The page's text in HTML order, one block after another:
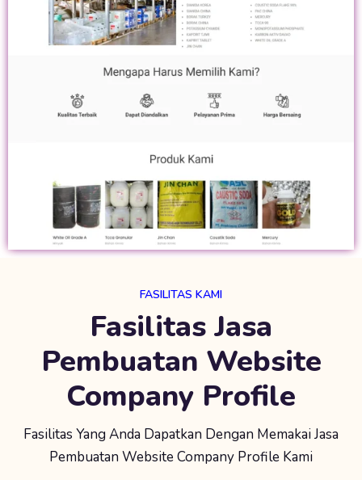
FASILITAS KAMI
Fasilitas Jasa
Pembuatan Website
Company Profile
Fasilitas Yang Anda Dapatkan Dengan Memakai Jasa
Pembuatan Website Company Profile Kami